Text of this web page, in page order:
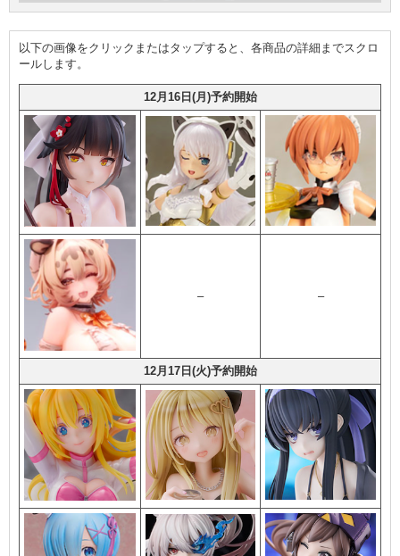
以下の画像をクリックまたはタップすると、各商品の詳細までスクロ
ールします。​
12月16日(月)予約開始
– –
12月17日(火)予約開始